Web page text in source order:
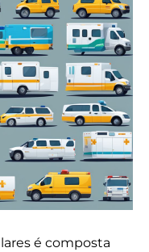
é composta